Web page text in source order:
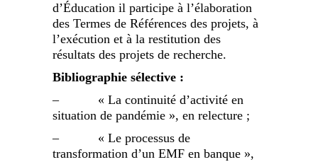
d’Éducation il participe à l’élaboration
des Termes de Références des projets, à
l’exécution et à la restitution des
résultats des projets de recherche.
Bibliographie sélective :
– « La continuité d’activité en
situation de pandémie », en relecture ;
– « Le processus de
transformation d’un EMF en banque »,